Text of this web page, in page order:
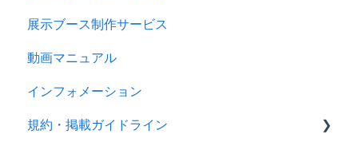
展示ブース制作サービス
動画マニュアル
インフォメーション
規約・掲載ガイドライン